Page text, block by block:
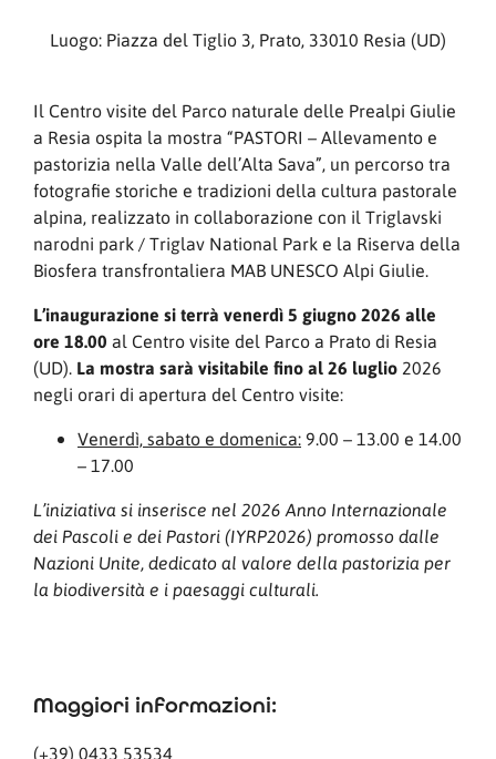
Luogo: Piazza del Tiglio 3, Prato, 33010 Resia (UD)
Il Centro visite del Parco naturale delle Prealpi Giulie
a Resia ospita la mostra “PASTORI – Allevamento e
pastorizia nella Valle dell’Alta Sava”, un percorso tra
fotografie storiche e tradizioni della cultura pastorale
alpina, realizzato in collaborazione con il Triglavski
narodni park / Triglav National Park e la Riserva della
Biosfera transfrontaliera MAB UNESCO Alpi Giulie.
L’inaugurazione si terrà venerdì 5 giugno 2026 alle
ore 18.00 al Centro visite del Parco a Prato di Resia
(UD). La mostra sarà visitabile fino al 26 luglio2026
negli orari di apertura del Centro visite:
Venerdì, sabato e domenica: 9.00 – 13.00 e 14.00
– 17.00
L’iniziativa si inserisce nel 2026 Anno Internazionale
dei Pascoli e dei Pastori (IYRP2026) promosso dalle
Nazioni Unite, dedicato al valore della pastorizia per
la biodiversità e i paesaggi culturali.
Maggiori informazioni:
(+39) 0433 53534